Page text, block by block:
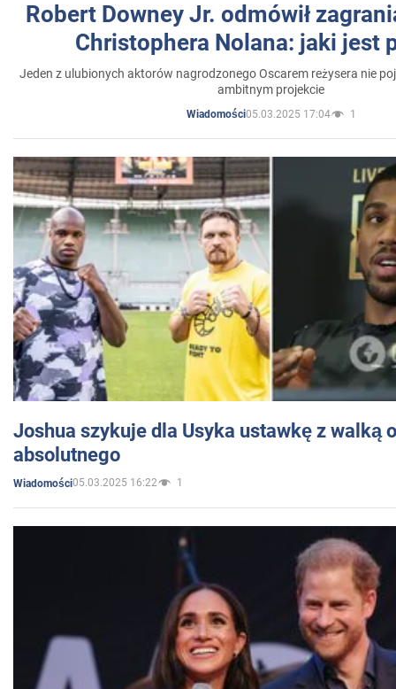
Robert Downey Jr. odmówił
Christophera Nolana: jaki jest
Jeden z ulubionych aktorów nagrodzonego Oscarem reżysera nie
ambitnym projekcie
Wiadomości05.03.2025 17:04 1
Joshua szykuje dla Usyka ustawkę z walką
absolutnego
Wiadomości05.03.2025 16:22 1